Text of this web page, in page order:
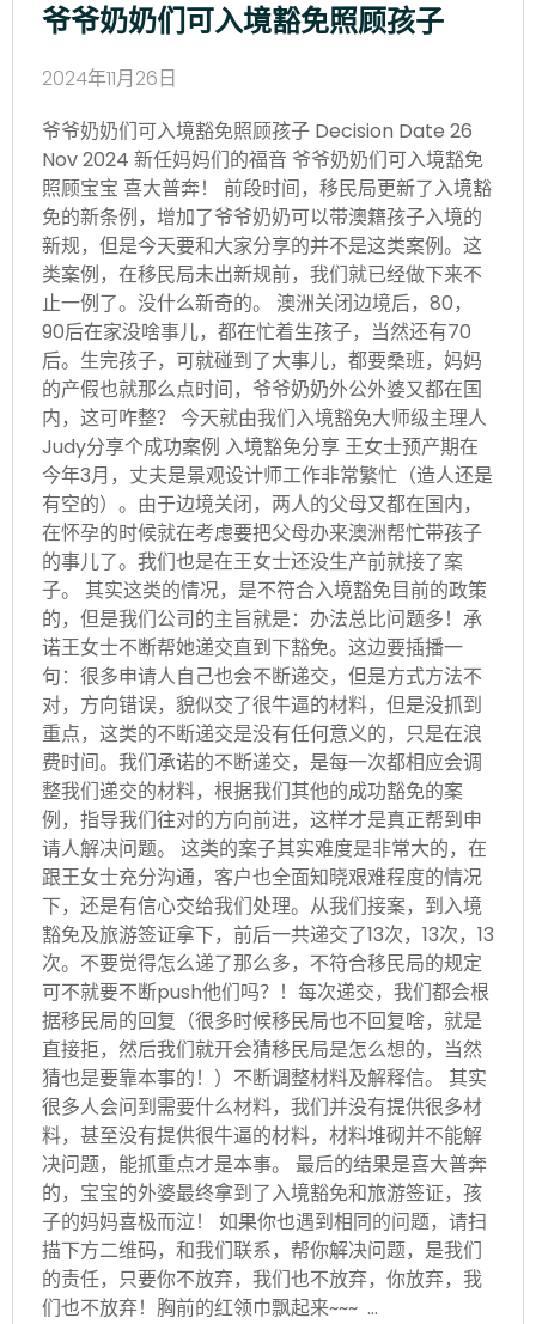
爷爷奶奶们可入境豁免照顾孩子
2024年11月26日
爷爷奶奶们可入境豁免照顾孩子 Decision Date 26
Nov 2024 新任妈妈们的福音 爷爷奶奶们可入境豁免
照顾宝宝 喜大普奔！ 前段时间，移民局更新了入境豁
免的新条例，增加了爷爷奶奶可以带澳籍孩子入境的
新规，但是今天要和大家分享的并不是这类案例。这
类案例，在移民局未出新规前，我们就已经做下来不
止一例了。没什么新奇的。 澳洲关闭边境后，80，
90后在家没啥事儿，都在忙着生孩子，当然还有70
后。生完孩子，可就碰到了大事儿，都要桑班，妈妈
的产假也就那么点时间，爷爷奶奶外公外婆又都在国
内，这可咋整？ 今天就由我们入境豁免大师级主理人
Judy分享个成功案例 入境豁免分享 王女士预产期在
今年3月，丈夫是景观设计师工作非常繁忙（造人还是
有空的）。由于边境关闭，两人的父母又都在国内，
在怀孕的时候就在考虑要把父母办来澳洲帮忙带孩子
的事儿了。我们也是在王女士还没生产前就接了案
子。 其实这类的情况，是不符合入境豁免目前的政策
的，但是我们公司的主旨就是：办法总比问题多！承
诺王女士不断帮她递交直到下豁免。这边要插播一
句：很多申请人自己也会不断递交，但是方式方法不
对，方向错误，貌似交了很牛逼的材料，但是没抓到
重点，这类的不断递交是没有任何意义的，只是在浪
费时间。我们承诺的不断递交，是每一次都相应会调
整我们递交的材料，根据我们其他的成功豁免的案
例，指导我们往对的方向前进，这样才是真正帮到申
请人解决问题。 这类的案子其实难度是非常大的，在
跟王女士充分沟通，客户也全面知晓艰难程度的情况
下，还是有信心交给我们处理。从我们接案，到入境
豁免及旅游签证拿下，前后一共递交了13次，13次，13
次。不要觉得怎么递了那么多，不符合移民局的规定
可不就要不断push他们吗？！每次递交，我们都会根
据移民局的回复（很多时候移民局也不回复啥，就是
直接拒，然后我们就开会猜移民局是怎么想的，当然
猜也是要靠本事的！）不断调整材料及解释信。 其实
很多人会问到需要什么材料，我们并没有提供很多材
料，甚至没有提供很牛逼的材料，材料堆砌并不能解
决问题，能抓重点才是本事。 最后的结果是喜大普奔
的，宝宝的外婆最终拿到了入境豁免和旅游签证，孩
子的妈妈喜极而泣！ 如果你也遇到相同的问题，请扫
描下方二维码，和我们联系，帮你解决问题，是我们
的责任，只要你不放弃，我们也不放弃，你放弃，我
们也不放弃！胸前的红领巾飘起来~~~ …